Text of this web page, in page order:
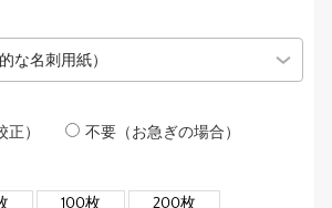
）
不要（お急ぎの場合）
100枚
200枚